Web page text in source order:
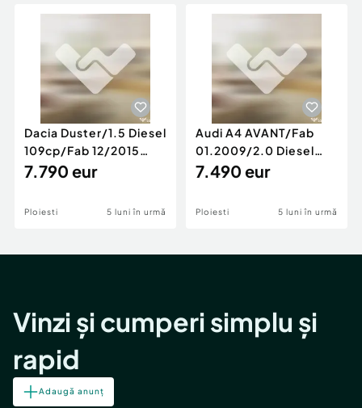
Animale de companie
Afaceri și echipamente profesionale
Inchiriere Bunuri si Vehicule
Utilaje agricole si industriale
Piese auto si accesorii
Dacia Duster
Dacia Duster/1.5 Diesel
109cp/Fab 12/2015
/Euro 5/GARANTIE 12
7.790 eur
Ploiesti 5 luni în urmă
Audi A4 AVANT/Fab
01.2009/2.0 Diesel
140cp/Posibilitate
7.490 eur
Ploiesti 5 luni în urmă
Vinzi și cumperi simplu și
rapid
Adaugă anunț